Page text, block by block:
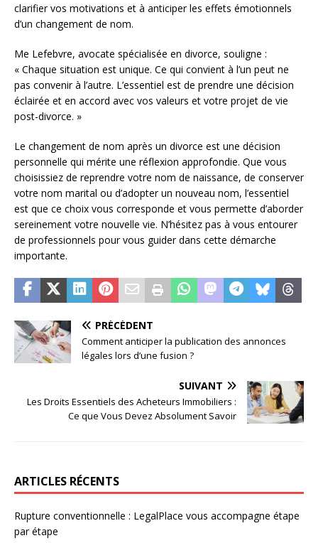
clarifier vos motivations et à anticiper les effets émotionnels
d’un changement de nom.
Me Lefebvre, avocate spécialisée en divorce, souligne :
« Chaque situation est unique. Ce qui convient à l’un peut ne
pas convenir à l’autre. L’essentiel est de prendre une décision
éclairée et en accord avec vos valeurs et votre projet de vie
post-divorce. »
Le changement de nom après un divorce est une décision
personnelle qui mérite une réflexion approfondie. Que vous
choisissiez de reprendre votre nom de naissance, de conserver
votre nom marital ou d’adopter un nouveau nom, l’essentiel
est que ce choix vous corresponde et vous permette d’aborder
sereinement votre nouvelle vie. N’hésitez pas à vous entourer
de professionnels pour vous guider dans cette démarche
importante.
PRÉCÉDENT
Comment anticiper la publication des annonces
légales lors d’une fusion ?
SUIVANT
Les Droits Essentiels des Acheteurs Immobiliers :
Ce que Vous Devez Absolument Savoir
ARTICLES RÉCENTS
Rupture conventionnelle : LegalPlace vous accompagne étape
par étape